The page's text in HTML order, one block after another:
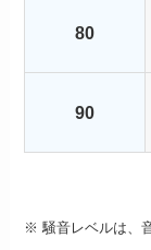
80
90
※ 騒音レベルは、